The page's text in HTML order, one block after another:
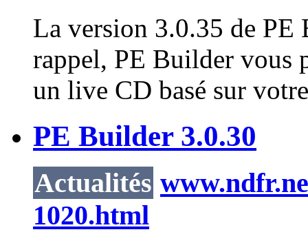
La version 3.0.35 de
rappel, PE Builder vous
un live CD basé sur
PE Builder 3.0.30
Actualités
1020.html